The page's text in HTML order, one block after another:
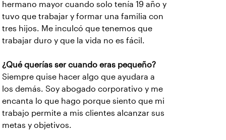
hermano mayor cuando solo tenía 19 año y
tuvo que trabajar y formar una familia con
tres hijos. Me inculcó que tenemos que
trabajar duro y que la vida no es fácil.
¿Qué querías ser cuando eras pequeño?
Siempre quise hacer algo que ayudara a
los demás. Soy abogado corporativo y me
encanta lo que hago porque siento que mi
trabajo permite a mis clientes alcanzar sus
metas y objetivos.